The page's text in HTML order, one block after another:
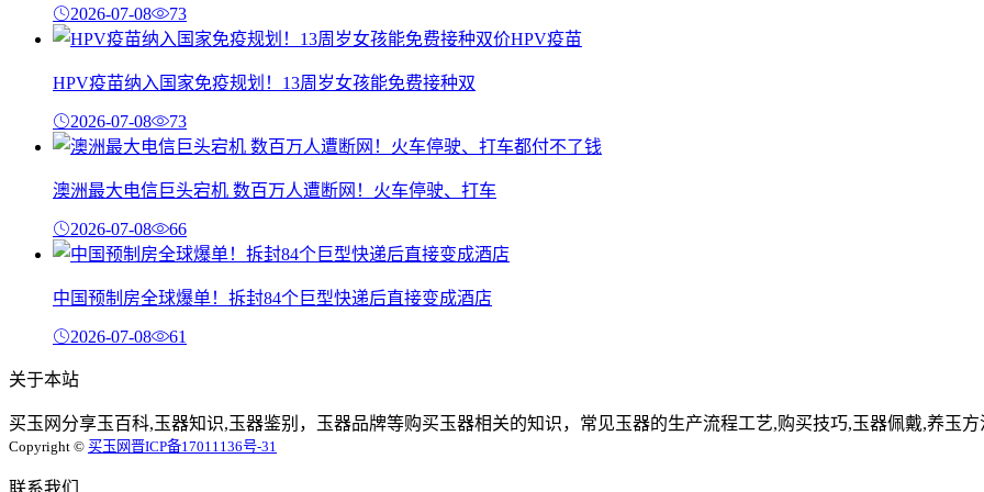
2026-07-08 73
HPV疫苗纳入国家免疫规划！13周岁女孩能免费接种双
2026-07-08 73
澳洲最大电信巨头宕机 数百万人遭断网！火车停驶、打车
2026-07-08 66
中国预制房全球爆单！拆封84个巨型快递后直接变成酒店
2026-07-08 61
关于本站
买玉网分享玉百科,玉器知识,玉器鉴别，玉器品牌等购买玉器相关的知识，常见玉器的生产流程工艺,购买技巧,玉器佩戴,养玉方
Copyright © 买玉网晋ICP备17011136号-31
联系我们